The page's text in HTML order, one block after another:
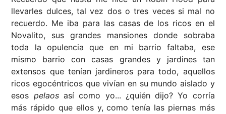
llevarles dulces, tal vez dos o tres veces si mal no
recuerdo. Me iba para las casas de los ricos en el
Novalito, sus grandes mansiones donde sobraba
toda la opulencia que en mi barrio faltaba, ese
mismo barrio con casas grandes y jardines tan
extensos que tenían jardineros para todo, aquellos
ricos egocéntricos que vivían en su mundo aislado y
esos pelaosasí como yo... ¿quién dijo? Yo corría
más rápido que ellos y, como tenía las piernas más